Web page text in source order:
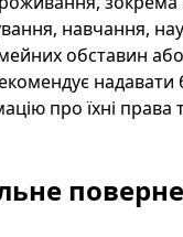
навчання,
обставин
надавати
про їхні права